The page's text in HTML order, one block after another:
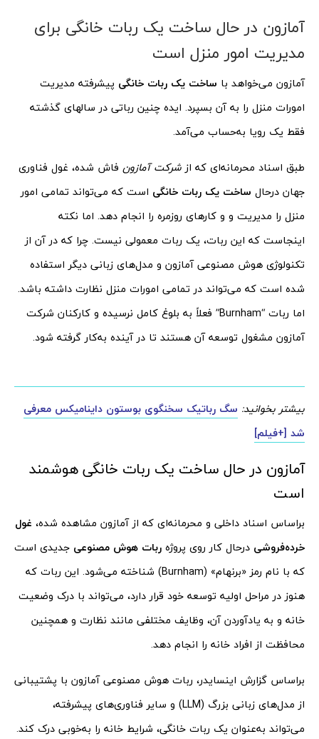
آمازون در حال ساخت یک ربات خانگی برای
مدیریت امور منزل است
آمازون می‌خواهد با ساخت یک ربات خانگی پیشرفته مدیریت
امورات منزل را به آن بسپرد. ایده چنین رباتی در سالهای گذشته
فقط یک رویا به‌حساب می‌آمد.
طبق اسناد محرمانه‌ای که از شرکت آمازون فاش شده، غول فناوری
جهان درحال ساخت یک ربات خانگی است که می‌تواند تمامی امور
منزل را مدیریت و و کارهای روزمره را انجام دهد. اما نکته
اینجاست که این ربات، یک ربات معمولی نیست. چرا که در آن از
تکنولوژی هوش مصنوعی آمازون و مدل‌های زبانی دیگر استفاده
شده است که می‌تواند در تمامی امورات منزل نظارت داشته باشد.
اما ربات “Burnham” فعلاً به بلوغ کامل نرسیده و کارکنان شرکت
آمازون مشغول توسعه آن هستند تا در آینده به‌کار گرفته شود.
بیشتر بخوانید: سگ رباتیک سخنگوی بوستون داینامیکس معرفی
شد [+فیلم]
آمازون در حال ساخت یک ربات خانگی هوشمند
است
براساس اسناد داخلی و محرمانه‌ای که از آمازون مشاهده شده، غول
خرده‌فروشی درحال کار روی پروژه ربات هوش مصنوعی جدیدی است
که با نام رمز «برنهام» (Burnham) شناخته می‌شود. این ربات که
هنوز در مراحل اولیه توسعه خود قرار دارد، می‌تواند با درک وضعیت
خانه و به یاد‌آوردن آن، وظایف مختلفی مانند نظارت و همچنین
محافظت از افراد خانه را انجام دهد.
براساس گزارش اینسایدر، ربات هوش مصنوعی آمازون با پشتیبانی
از مدل‌های زبانی بزرگ (LLM) و سایر فناوری‌های پیشرفته،
می‌تواند به‌عنوان یک ربات خانگی، شرایط خانه را به‌خوبی درک کند.